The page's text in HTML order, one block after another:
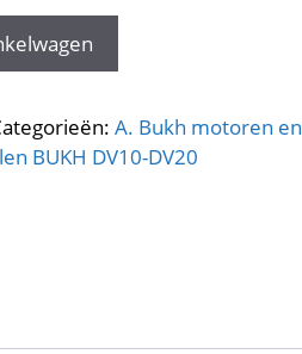
A. Bukh motoren en
BUKH DV10-DV20